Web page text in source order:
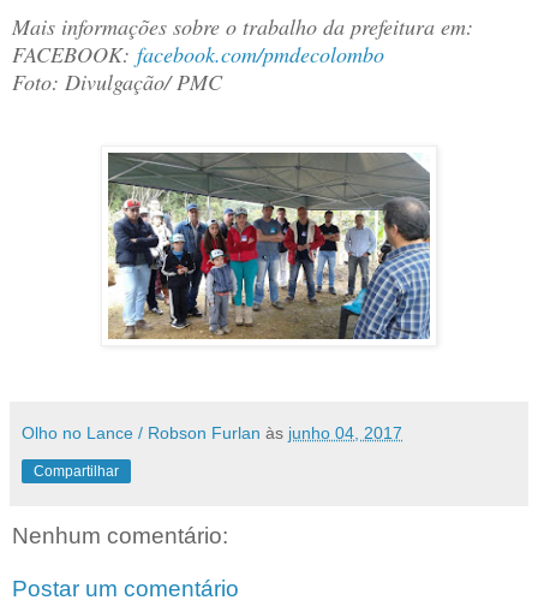
Mais informações sobre o trabalho da prefeitura em:
FACEBOOK: facebook.com/pmdecolombo
Foto: Divulgação/ PMC
Olho no Lance / Robson Furlan às junho 04, 2017
Compartilhar
Nenhum comentário:
Postar um comentário